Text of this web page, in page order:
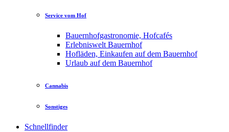
Service vom Hof
Bauernhofgastronomie, Hofcafés
Erlebniswelt Bauernhof
Hofläden, Einkaufen auf dem Bauernhof
Urlaub auf dem Bauernhof
Cannabis
Sonstiges
Schnellfinder